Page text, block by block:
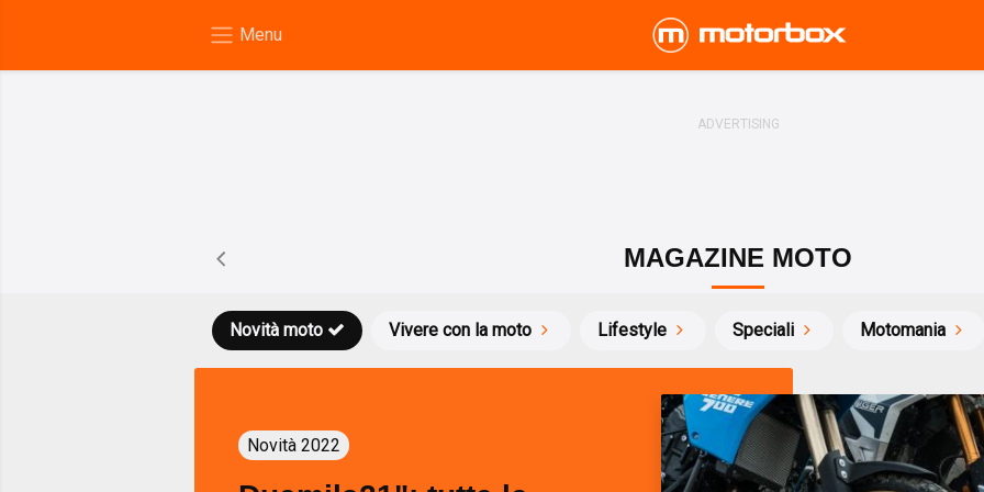
MAGAZINE MOTO
Novità moto Vivere con la moto Lifestyle Speciali Motomania
Novità 2022